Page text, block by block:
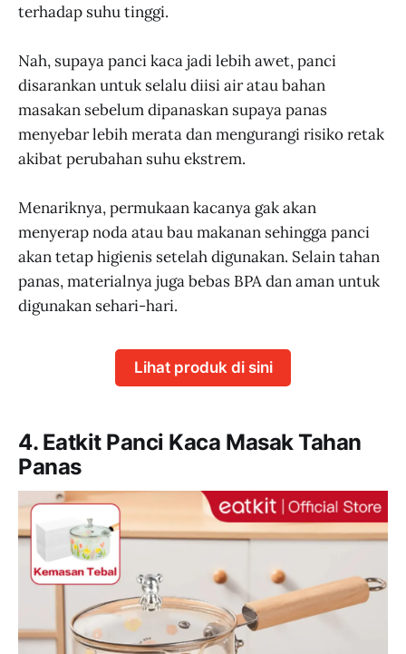
terhadap suhu tinggi.
Nah, supaya panci kaca jadi lebih awet, panci
disarankan untuk selalu diisi air atau bahan
masakan sebelum dipanaskan supaya panas
menyebar lebih merata dan mengurangi risiko retak
akibat perubahan suhu ekstrem.
Menariknya, permukaan kacanya gak akan
menyerap noda atau bau makanan sehingga panci
akan tetap higienis setelah digunakan. Selain tahan
panas, materialnya juga bebas BPA dan aman untuk
digunakan sehari-hari.
Lihat produk di sini
4. Eatkit Panci Kaca Masak Tahan
Panas